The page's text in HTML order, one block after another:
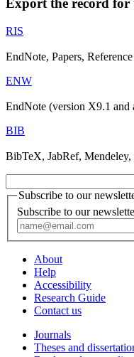
Export the record for
RIS
EndNote, Papers,
ENW
EndNote (version X9.1 and
BIB
BibTeX, JabRef, Mendeley,
Subscribe to our
Subscribe to our
About
Help
Accessibility
Research Guide
Contact us
Journals
Theses and